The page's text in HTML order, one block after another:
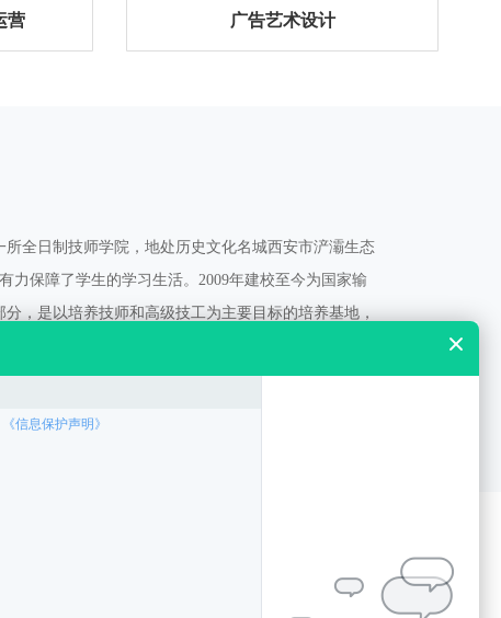
营 广告艺术设计
全日制技师学院，地处历史文化名城西安市浐灞生态
力保障了学生的学习生活。2009年建校至今为国家输
，是以培养技师和高级技工为主要目标的培养基地，
和“三年五十万”新技师培养计划的重要承担者。学院
[2023-10-31]